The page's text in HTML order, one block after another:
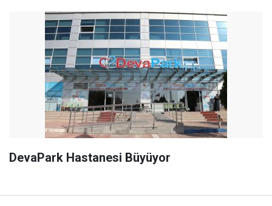
DevaPark Hastanesi Büyüyor